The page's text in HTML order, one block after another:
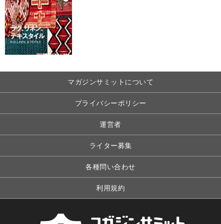
マガジンサミットについて
プライバシーポリシー
運営者
ライター募集
各種問い合わせ
利用規約